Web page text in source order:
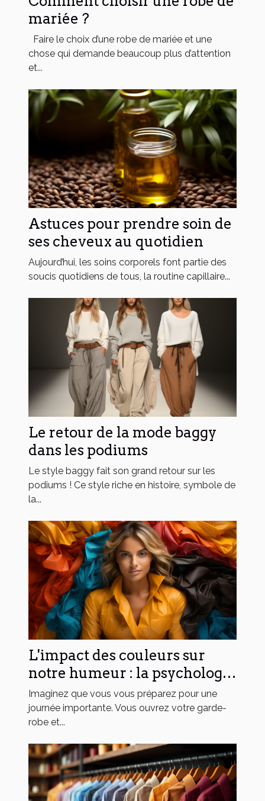
mariée ?
Faire le choix d’une robe de mariée et une
chose qui demande beaucoup plus d’attention
et...
Astuces pour prendre soin de
ses cheveux au quotidien
Aujourd’hui, les soins corporels font partie des
soucis quotidiens de tous, la routine capillaire...
Le retour de la mode baggy
dans les podiums
Le style baggy fait son grand retour sur les
podiums ! Ce style riche en histoire, symbole de
la...
L'impact des couleurs sur
notre humeur : la psychologie
de la couleur dans la mode
Imaginez que vous vous préparez pour une
journée importante. Vous ouvrez votre garde-
robe et...